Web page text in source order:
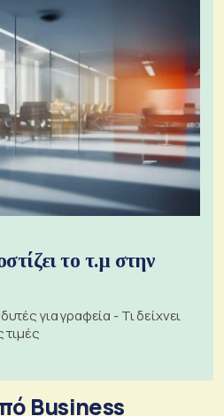
το τ.μ στην
για γραφεία - Τι δείχνει
τιμές
Business